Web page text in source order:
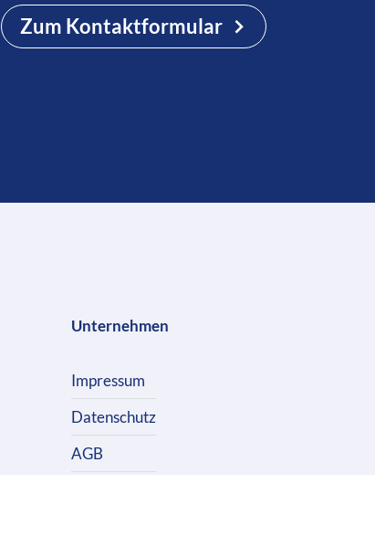
Zum Kontaktformular
Unternehmen
Impressum
Datenschutz
AGB